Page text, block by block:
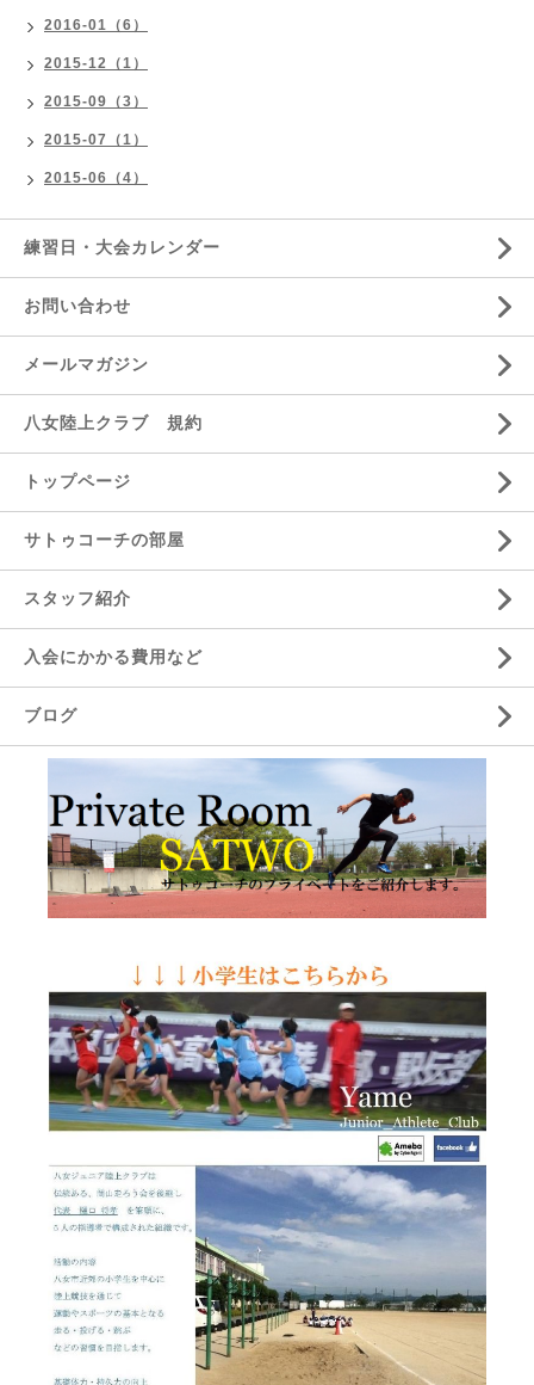
2016-01（6）
2015-12（1）
2015-09（3）
2015-07（1）
2015-06（4）
練習日・大会カレンダー
お問い合わせ
メールマガジン
八女陸上クラブ 規約
トップページ
サトゥコーチの部屋
スタッフ紹介
入会にかかる費用など
ブログ